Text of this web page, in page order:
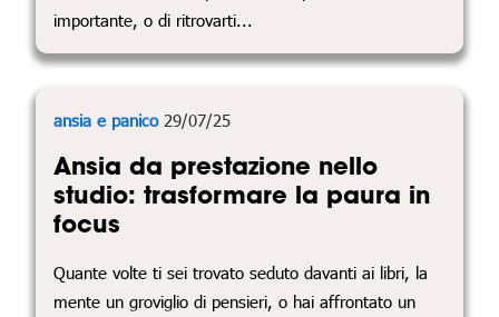
importante, o di ritrovarti...
ansia e panico29/07/25
Ansia da prestazione nello
studio: trasformare la paura in
focus
Quante volte ti sei trovato seduto davanti ai libri, la
mente un groviglio di pensieri, o hai affrontato un